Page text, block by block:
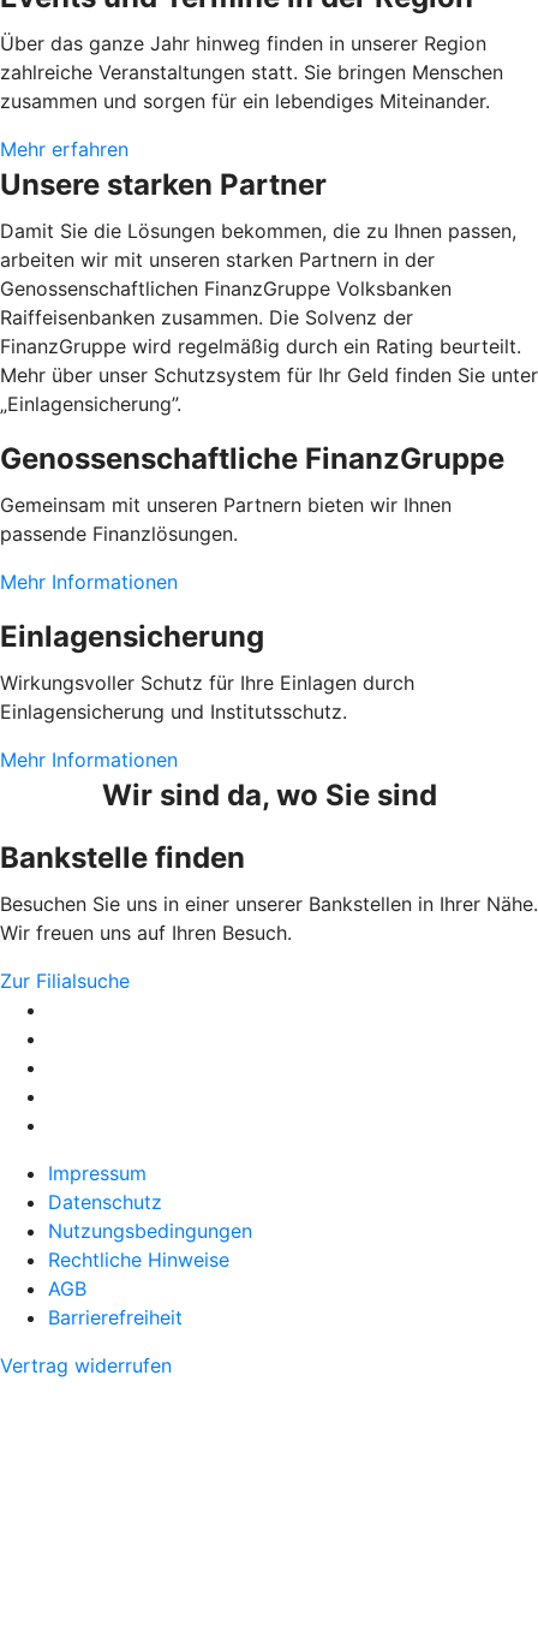
Über das ganze Jahr hinweg finden in unserer Region
zahlreiche Veranstaltungen statt. Sie bringen Menschen
zusammen und sorgen für ein lebendiges Miteinander.
Mehr erfahren
Unsere starken Partner
Damit Sie die Lösungen bekommen, die zu Ihnen passen,
arbeiten wir mit unseren starken Partnern in der
Genossenschaftlichen FinanzGruppe Volksbanken
Raiffeisenbanken zusammen. Die Solvenz der
FinanzGruppe wird regelmäßig durch ein Rating beurteilt.
Mehr über unser Schutzsystem für Ihr Geld finden Sie unter
„Einlagensicherung”.
Genossenschaftliche FinanzGruppe
Gemeinsam mit unseren Partnern bieten wir Ihnen
passende Finanzlösungen.
Mehr Informationen
Einlagensicherung
Wirkungsvoller Schutz für Ihre Einlagen durch
Einlagensicherung und Institutsschutz.
Mehr Informationen
Wir sind da, wo Sie sind
Bankstelle finden
Besuchen Sie uns in einer unserer Bankstellen in Ihrer Nähe.
Wir freuen uns auf Ihren Besuch.
Zur Filialsuche
Impressum
Datenschutz
Nutzungsbedingungen
Rechtliche Hinweise
AGB
Barrierefreiheit
Vertrag widerrufen